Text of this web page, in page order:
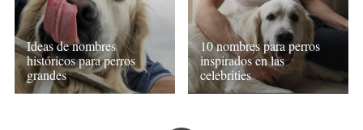
Ideas de nombres
históricos para perros
grandes
10 nombres para perros
inspirados en las
celebrities